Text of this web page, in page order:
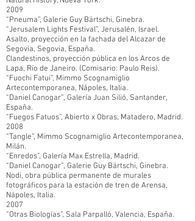
2009
“Pneuma”, Galerie Guy Bärtschi, Ginebra.
“Jerusalem Lights Festival”, Jerusalén, Israel.
Asalto, proyección en la fachada del Alcazar de
Segovia, Segovia, España.
Clandestinos, proyección pública en los Arcos de
Lapa, Río de Janeiro. (Comisario: Paulo Reis).
“Fuochi Fatui”, Mimmo Scognamiglio
Artecontemporanea, Nápoles, Italia.
“Daniel Canogar”, Galería Juan Silió, Santander,
España.
“Fuegos Fatuos”, Abierto x Obras, Matadero, Madrid.
2008
“Tangle”, Mimmo Scognamiglio Artecontemporanea,
Milán.
“Enredos”, Galería Max Estrella, Madrid.
“Daniel Canogar”, Galerie Guy Bärtschi, Ginebra.
Nodi, obra pública permanente de murales
fotográficos para la estación de tren de Arensa,
Nápoles, Italia.
2007
“Otras Biologías”, Sala Parpalló, Valencia, España.